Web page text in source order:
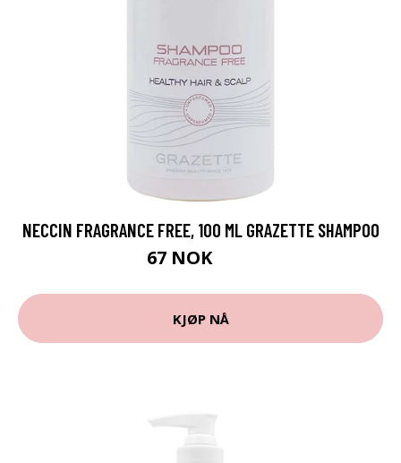
NECCIN FRAGRANCE FREE, 100 ML GRAZETTE SHAMPOO
67 NOK
KJØP NÅ